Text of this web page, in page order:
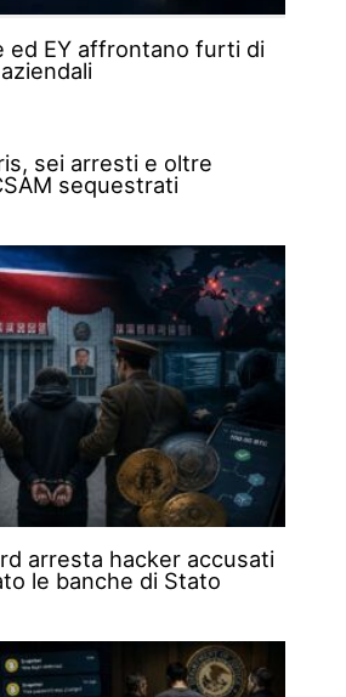
ed EY affrontano furti di
sei arresti e oltre
sequestrati
arresta hacker accusati
le banche di Stato